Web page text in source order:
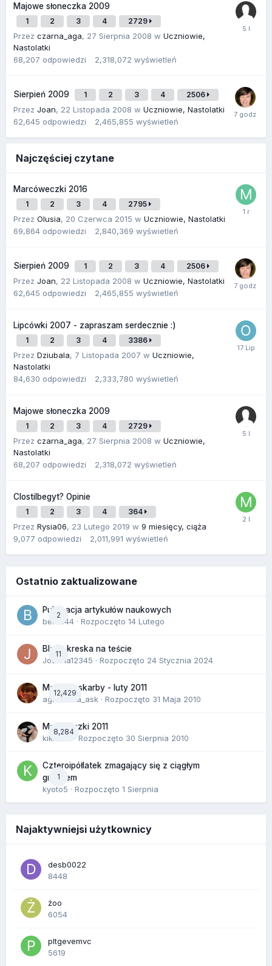
Majowe słoneczka 2009
1 2 3 4 2729
Przez czarna_aga, 27 Sierpnia 2008 w Uczniowie,
Nastolatki
68,207 odpowiedzi 2,318,072 wyświetleń
Sierpień 2009 1 2 3 4 2506
Przez Joan, 22 Listopada 2008 w Uczniowie, Nastolatki
62,645 odpowiedzi 2,465,855 wyświetleń
Najczęściej czytane
Marcóweczki 2016
1 2 3 4 2795
Przez Olusia, 20 Czerwca 2015 w Uczniowie, Nastolatki
69,864 odpowiedzi 2,840,369 wyświetleń
Sierpień 2009 1 2 3 4 2506
Przez Joan, 22 Listopada 2008 w Uczniowie, Nastolatki
62,645 odpowiedzi 2,465,855 wyświetleń
Lipcówki 2007 - zapraszam serdecznie :)
1 2 3 4 3386
Przez Dziubala, 7 Listopada 2007 w Uczniowie,
Nastolatki
84,630 odpowiedzi 2,333,780 wyświetleń
Majowe słoneczka 2009
1 2 3 4 2729
Przez czarna_aga, 27 Sierpnia 2008 w Uczniowie,
Nastolatki
68,207 odpowiedzi 2,318,072 wyświetleń
Clostilbegyt? Opinie
1 2 3 4 364
Przez Rysia06, 23 Lutego 2019 w 9 miesięcy, ciąża
9,077 odpowiedzi 2,011,991 wyświetleń
Ostatnio zaktualizowane
2
Publikacja artykułów naukowych
berus44 · Rozpoczęto 14 Lutego
11
Blada kreska na teście
Joanna12345 · Rozpoczęto 24 Stycznia 2024
12,429
Malutkie skarby - luty 2011
agnieszka_ask · Rozpoczęto 31 Maja 2010
8,284
Majóweczki 2011
kikarika
· Rozpoczęto 30 Sierpnia 2010
1
Czteroipółlatek zmagający się z ciągłym
gniewem
kyoto5 · Rozpoczęto 1 Sierpnia
Najaktywniejsi użytkownicy
desb0022
8448
żoo
6054
pltgevemvc
5619